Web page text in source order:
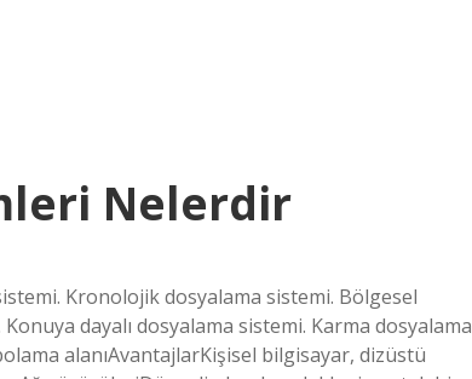
Nelerdir
Kronolojik dosyalama sistemi. Bölgesel
dayalı dosyalama sistemi. Karma dosyalama
alanıAvantajlarKişisel bilgisayar, dizüstü